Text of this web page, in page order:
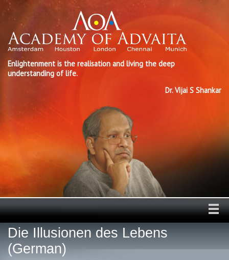
Enlightenment is the realisation and living the deep
understanding of life.
Dr. Vijai S Shankar
Die Illusionen des Lebens
(German)